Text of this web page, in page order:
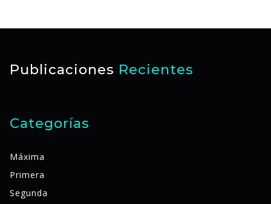
Publicaciones Recientes
Categorías
Máxima
Primera
Segunda